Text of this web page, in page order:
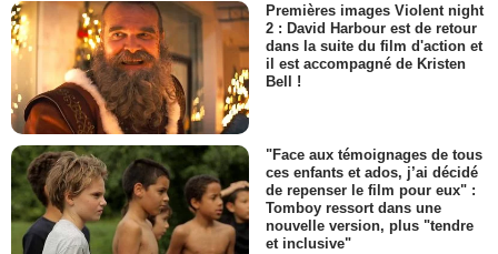
Premières images Violent night
2 : David Harbour est de retour
dans la suite du film d'action et
il est accompagné de Kristen
Bell !
"Face aux témoignages de tous
ces enfants et ados, j’ai décidé
de repenser le film pour eux" :
Tomboy ressort dans une
nouvelle version, plus "tendre
et inclusive"